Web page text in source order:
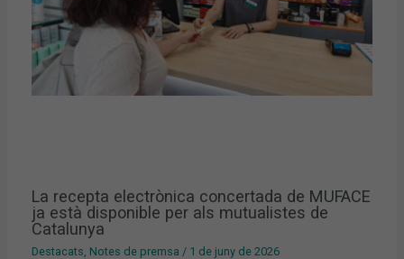
La recepta electrònica concertada de MUFACE
ja està disponible per als mutualistes de
Catalunya
Destacats Notes de premsa / 1 de juny de 2026